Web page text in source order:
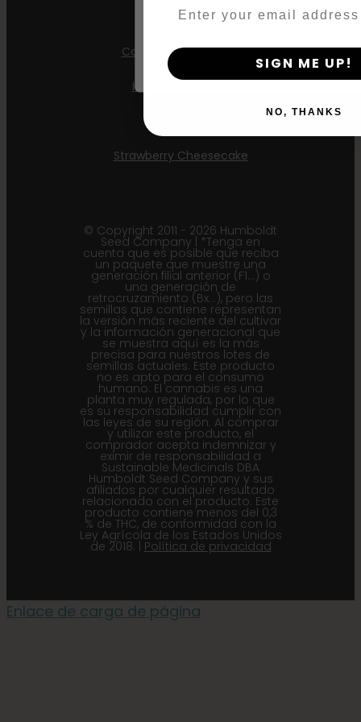
Apple Blossom
California Sour Diesel
Humboldt Dream
Strawberry Cheesecake
© Copyright 2011 - 2026 Humboldt
Seed Company | *Tenga en
cuenta que es posible que reciba
un paquete que muestre una
generación filial anterior (F1...) o
una generación de
retrocruzamiento (Bx...), pero las
semillas que contiene representan
la versión más reciente del cultivar
y la información generacional que
se muestra aquí es la más
precisa para nuestros lotes de
semillas actuales. Este producto
no es apto para el consumo
humano. El cannabis es una
planta muy regulada, por lo que
es su responsabilidad cumplir con
las leyes de su región. Al comprar
y utilizar este producto, el
comprador acepta indemnizar y
eximir de responsabilidad a
Sustainable Medicinals DBA
Humboldt Seed Company y sus
afiliados por cualquier resultado
relacionado con el producto. Este
producto contiene menos del 0,3
% de THC, de conformidad con la
Ley Agrícola de los Estados Unidos
de 2018. | Política de privacidad
Enlace de carga de página
By clicking AGREE & ENTER, you
SIGN ME UP!
NO, THANKS